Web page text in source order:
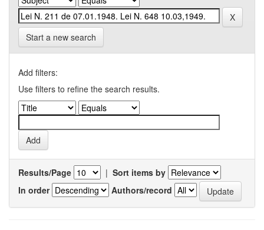
Start a new search
Add filters:
Use filters to refine the search results.
Results/Page | Sort items by
In order
Authors/record